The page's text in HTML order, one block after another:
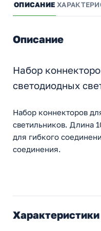
ОПИСАНИЕ
Описание
Набор
светодиодных
Набор коннекторов
светильников. Длина
для гибкого
соединения.
Характеристики